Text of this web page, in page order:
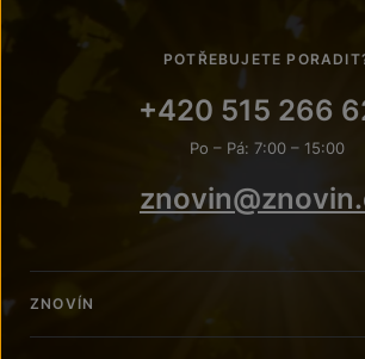
POTŘEBUJETE
+420 515 266
Po – Pá: 7:00 – 15:00
ZNOVÍN